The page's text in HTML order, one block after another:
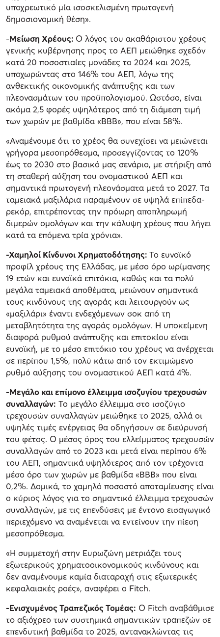
υποχρεωτικό μία ισοσκελισμένη πρωτογενή
δημοσιονομική θέση».
-Μείωση Χρέους: Ο λόγος του ακαθάριστου χρέους
γενικής κυβέρνησης προς το ΑΕΠ μειώθηκε σχεδόν
κατά 20 ποσοστιαίες μονάδες το 2024 και 2025,
υποχωρώντας στο 146% του ΑΕΠ, λόγω της
ανθεκτικής οικονομικής ανάπτυξης και των
πλεονασμάτων του προϋπολογισμού. Ωστόσο, είναι
ακόμα 2,5 φορές υψηλότερος από τη διάμεση τιμή
των χωρών με βαθμίδα «BBB», που είναι 58%.
«Αναμένουμε ότι το χρέος θα συνεχίσει να μειώνεται
γρήγορα μεσοπρόθεσμα, προσεγγίζοντας το 120%
έως το 2030 στο βασικό μας σενάριο, με στήριξη από
τη σταθερή αύξηση του ονομαστικού ΑΕΠ και
σημαντικά πρωτογενή πλεονάσματα μετά το 2027. Τα
ταμειακά μαξιλάρια παραμένουν σε υψηλά επίπεδα-
ρεκόρ, επιτρέποντας την πρόωρη αποπληρωμή
διμερών ομολόγων και την κάλυψη χρέους που λήγει
κατά τα επόμενα τρία χρόνια».
-Χαμηλοί Κίνδυνοι Χρηματοδότησης: Το ευνοϊκό
προφίλ χρέους της Ελλάδας, με μέσο όρο ωρίμανσης
19 ετών και ευνοϊκά επιτόκια, καθώς και τα πολύ
μεγάλα ταμειακά αποθέματα, μειώνουν σημαντικά
τους κινδύνους της αγοράς και λειτουργούν ως
«μαξιλάρι» έναντι ενδεχόμενων σοκ από τη
μεταβλητότητα της αγοράς ομολόγων. Η υποκείμενη
διαφορά ρυθμού ανάπτυξης και επιτοκίου είναι
ευνοϊκή, με το μέσο επιτόκιο του χρέους να ανέρχεται
σε περίπου 1,5%, πολύ κάτω από τον εκτιμώμενο
ρυθμό αύξησης του ονομαστικού ΑΕΠ κατά 4%.
-Μεγάλο και επίμονο έλλειμμα ισοζυγίου τρεχουσών
συναλλαγών: Το μεγάλο έλλειμμα στο ισοζύγιο
τρεχουσών συναλλαγών μειώθηκε το 2025, αλλά οι
υψηλές τιμές ενέργειας θα οδηγήσουν σε διεύρυνσή
του φέτος. Ο μέσος όρος του ελλείμματος τρεχουσών
συναλλαγών από το 2023 και μετά είναι περίπου 6%
του ΑΕΠ, σημαντικά υψηλότερος από τον τρέχοντα
μέσο όρο των χωρών με βαθμίδα «BBB» που είναι
0,2%. Δομικά, το χαμηλό ποσοστό αποταμίευσης είναι
ο κύριος λόγος για το σημαντικό έλλειμμα τρεχουσών
συναλλαγών, με τις επενδύσεις με έντονο εισαγωγικό
περιεχόμενο να αναμένεται να εντείνουν την πίεση
μεσοπρόθεσμα.
«Η συμμετοχή στην Ευρωζώνη μετριάζει τους
εξωτερικούς χρηματοοικονομικούς κινδύνους και
δεν αναμένουμε καμία διαταραχή στις εξωτερικές
κεφαλαιακές ροές», αναφέρει ο Fitch.
-Ενισχυμένος Τραπεζικός Τομέας: O Fitch αναβάθμισε
τo αξιόχρεο των συστημικά σημαντικών τραπεζών σε
επενδυτική βαθμίδα το 2025, αντανακλώντας τις